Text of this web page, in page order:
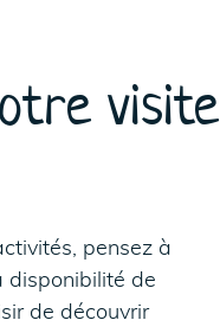
visite
pensez à
disponibilité de
de découvrir